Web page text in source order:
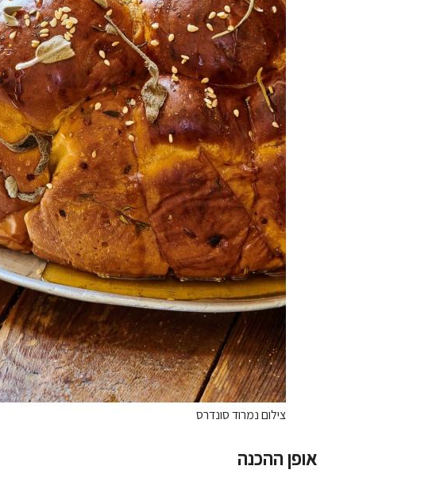
צילום נמרוד סונדרס
אופן ההכנה